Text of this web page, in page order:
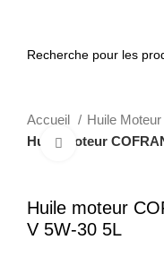
Accueil
Huile Moteur
Huile moteurCliquez pour
Huile moteur
V 5W-30 5L